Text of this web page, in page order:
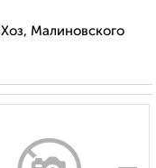
Малиновского